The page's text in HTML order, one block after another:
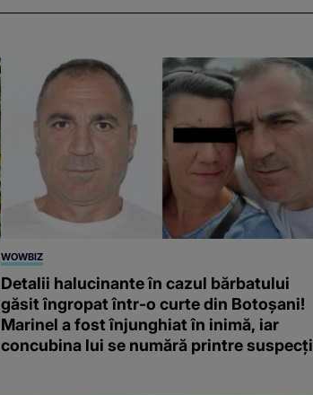
WOWBIZ
Detalii halucinante în cazul bărbatului
găsit îngropat într-o curte din Botoșani!
Marinel a fost înjunghiat în inimă, iar
concubina lui se numără printre suspecți